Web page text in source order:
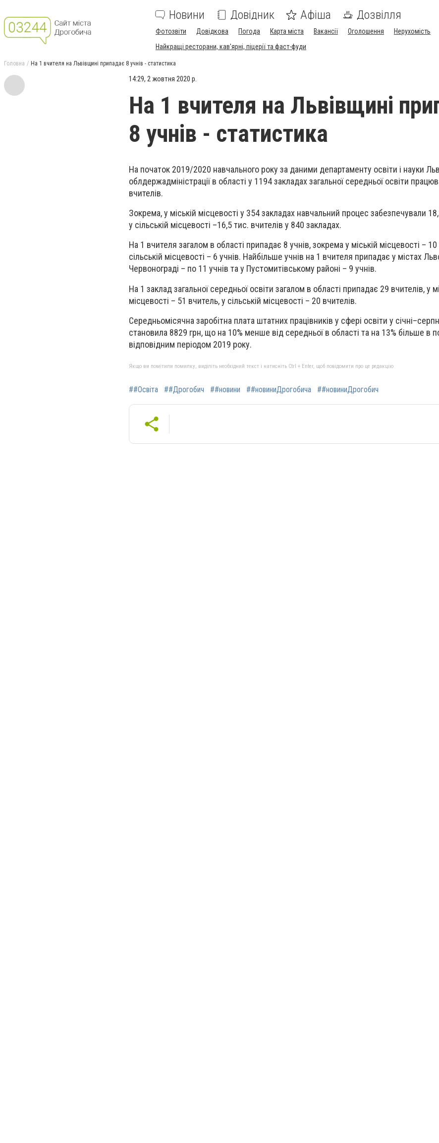
Новини Довідник Афіша Дозвілля
Фотозвіти Довідкова Погода Карта міста Вакансії Оголошення Нерухомість
Найкращі ресторани, кав'ярні, піцерії та фаст-фуди
Головна На 1 вчителя на Львівщині припадає 8 учнів - статистика
14:29, 2 жовтня 2020 р.
На 1 вчителя на Львівщині
8 учнів - статистика
На початок 2019/2020 навчального року за даними департаменту освіти і науки
облдержадміністрації в області у 1194 закладах загальної середньої освіти
вчителів.
Зокрема, у міській місцевості у 354 закладах навчальний процес забезпечували
у сільській місцевості –16,5 тис. вчителів у 840 закладах.
На 1 вчителя загалом в області припадає 8 учнів, зокрема у міській місцевості – 10
сільській місцевості – 6 учнів. Найбільше учнів на 1 вчителя припадає у містах
Червонограді – по 11 учнів та у Пустомитівському районі – 9 учнів.
На 1 заклад загальної середньої освіти загалом в області припадає 29 вчителів, у
місцевості – 51 вчитель, у сільській місцевості – 20 вчителів.
Середньомісячна заробітна плата штатних працівників у сфері освіти у
становила 8829 грн, що на 10% менше від середньої в області та на 13% більше в
відповідним періодом 2019 року.
Якщо ви помітили помилку, виділіть необхідний текст і натисніть Ctrl + Enter, щоб повідомити про це редакцію
##Освіта ##Дрогобич ##новини ##новиниДрогобича ##новиниДрогобич